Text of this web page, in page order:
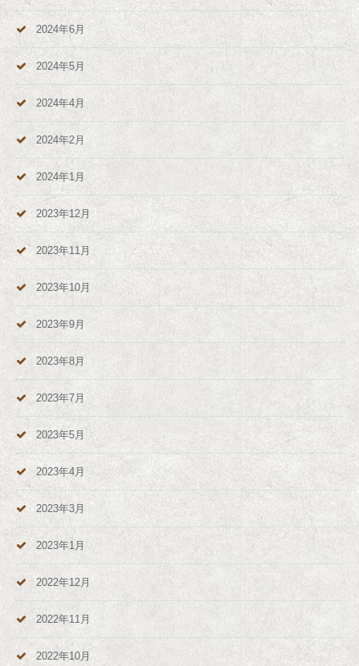
2024年6月
2024年5月
2024年4月
2024年2月
2024年1月
2023年12月
2023年11月
2023年10月
2023年9月
2023年8月
2023年7月
2023年5月
2023年4月
2023年3月
2023年1月
2022年12月
2022年11月
2022年10月